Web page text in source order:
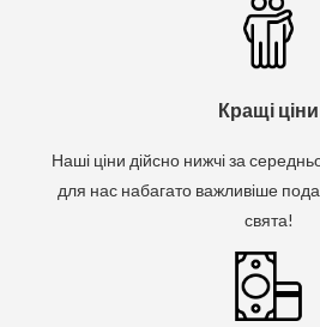
Кращі ціни
Наші ціни дійсно нижчі за
для нас набагато важливіше
свята!